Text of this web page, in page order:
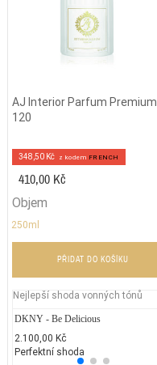
AJ Interior Parfum Premium
120
348,50 Kč z kodem FRENCH
410,00 Kč
Objem
250ml
PŘIDAT DO KOŠÍKU
Nejlepší shoda vonných tónů
DKNY - Be Delicious
2.100,00 Kč
Perfektní shoda